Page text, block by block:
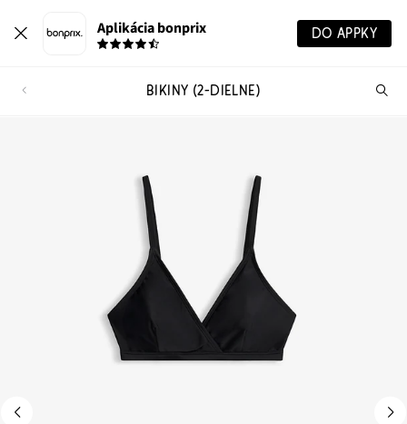
Aplikácia bonprix DO APPKY
BIKINY (2-DIELNE)